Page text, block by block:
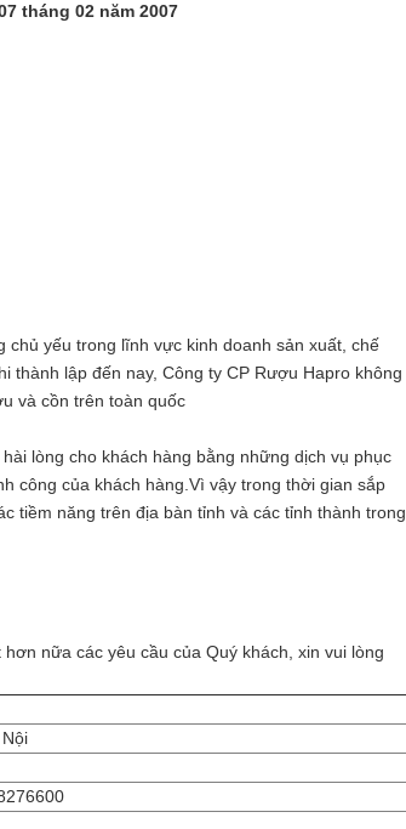
tháng 02 năm 2007
yếu trong lĩnh vực kinh doanh sản xuất, chế
thành lập đến nay, Công ty CP Rượu Hapro không
và cồn trên toàn quốc
lòng cho khách hàng bằng những dịch vụ phục
công của khách hàng.Vì vậy trong thời gian sắp
tiềm năng trên địa bàn tỉnh và các tỉnh thành trong
nữa các yêu cầu của Quý khách, xin vui lòng